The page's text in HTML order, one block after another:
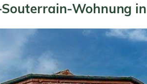
Wohnung